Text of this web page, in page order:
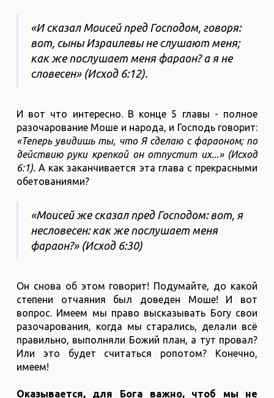
«И сказал Моисей пред Господом, говоря:
вот, сыны Израилевы не слушают меня;
как же послушает меня фараон? а я не
словесен» (‭‭Исход‬ ‭6‬:‭12‬).
И вот что интересно. В конце 5 главы - полное
разочарование Моше и народа, и Господь говорит:
«Теперь увидишь ты, что Я сделаю с фараоном; по
действию руки крепкой он отпустит их...» (‭‭Исход‬
‭6‬:‭1‬).А как заканчивается эта глава с прекрасными
обетованиями?
«Моисей же сказал пред Господом: вот, я
несловесен: как же послушает меня
фараон?» (‭‭Исход‬ ‭6‬:‭30‬)
Он снова об этом говорит! Подумайте, до какой
степени отчаяния был доведен Моше! И вот
вопрос. Имеем мы право высказывать Богу свои
разочарования, когда мы старались, делали всё
правильно, выполняли Божий план, а тут провал?
Или это будет считаться ропотом? Конечно,
имеем!
Оказывается, для Бога важно, чтоб мы не